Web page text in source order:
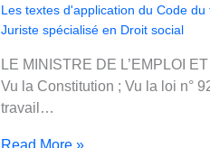
Les textes d'application du Code
Juriste spécialisé en Droit social
LE MINISTRE DE L’EMPLOI
Vu la Constitution ; Vu la loi n°
travail…
Read More »